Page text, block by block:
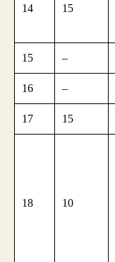
14 15
15 –
16 –
17 15
18 10